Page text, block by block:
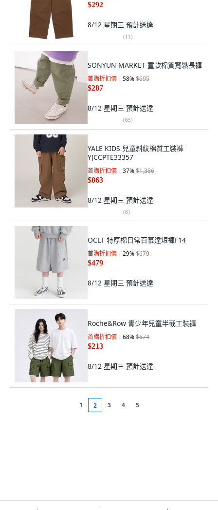
$292
8/12 星期三 預計送達
(11)
SONYUN MARKET 童款棉質寬鬆長褲
首購折扣價 58%$695
$287
8/12 星期三 預計送達
(65)
YALE KIDS 兒童斜紋棉質工裝褲
YJCCPTE33357
首購折扣價 37%$1,386
$863
8/12 星期三 預計送達
(8)
OCLT 特厚棉日常百慕達短褲F14
首購折扣價 29%$679
$479
8/12 星期三 預計送達
Roche&Row 青少年兒童半截工裝褲
首購折扣價 68%$674
$213
8/12 星期三 預計送達
1 2 3 4 5